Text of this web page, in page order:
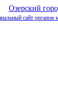
Озерский
сайт органов